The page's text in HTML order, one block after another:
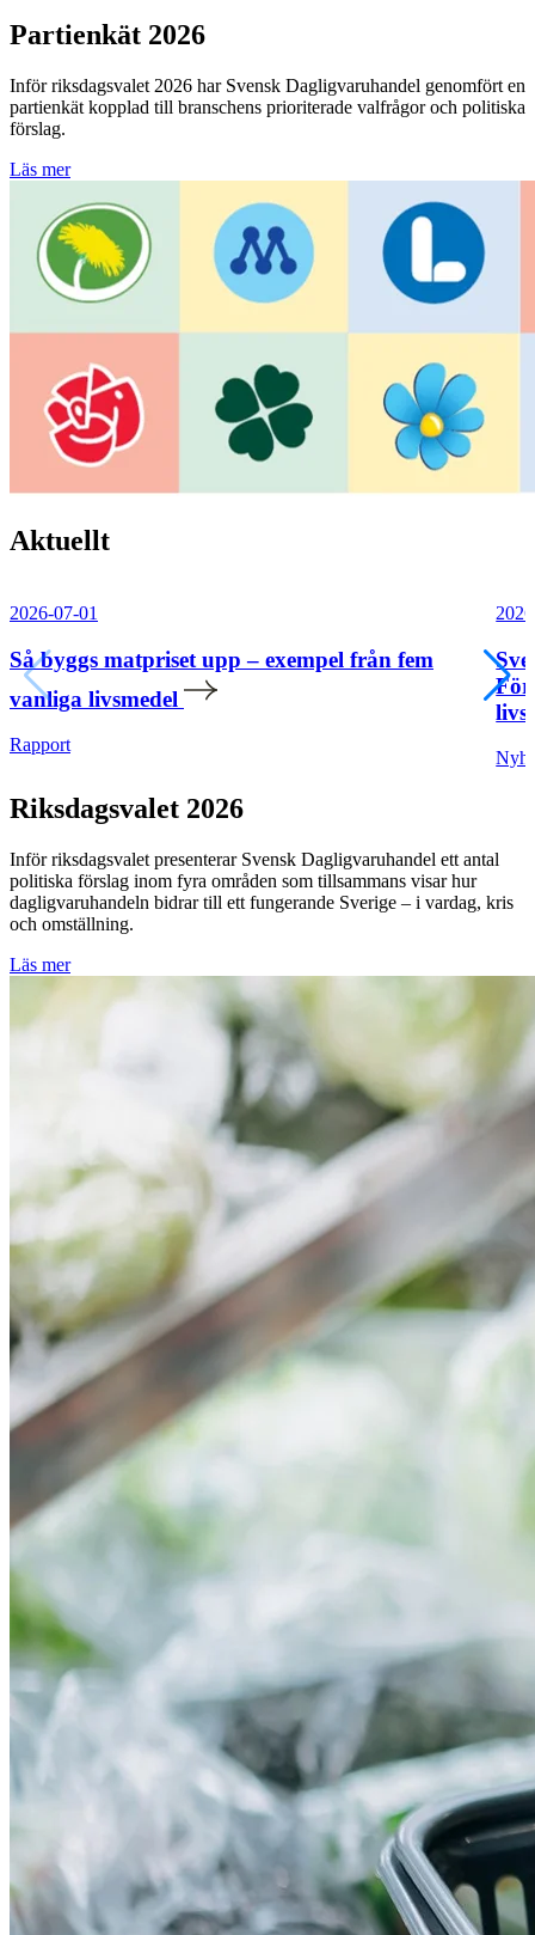
Partienkät 2026
Inför riksdagsvalet 2026 har Svensk Dagligvaruhandel genomfört en
partienkät kopplad till branschens prioriterade valfrågor och politiska
förslag.
Läs mer
Aktuellt
2026-07-01
Så byggs matpriset upp – exempel från fem
vanliga livsmedel
Rapport
Riksdagsvalet 2026
Inför riksdagsvalet presenterar Svensk Dagligvaruhandel ett antal
politiska förslag inom fyra områden som tillsammans visar hur
dagligvaruhandeln bidrar till ett fungerande Sverige – i vardag, kris
och omställning.
Läs mer